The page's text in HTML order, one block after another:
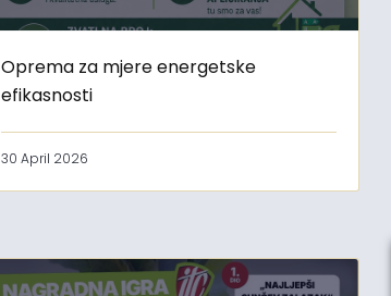
Oprema za mjere energetske
efikasnosti
30 April 2026